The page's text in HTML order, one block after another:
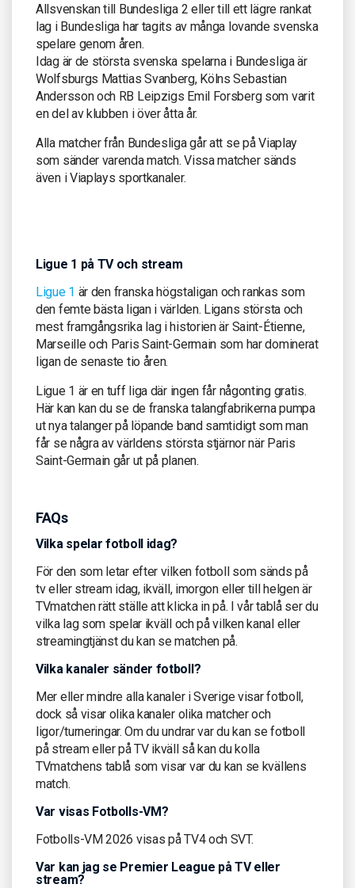
Allsvenskan till Bundesliga 2 eller till ett lägre rankat
lag i Bundesliga har tagits av många lovande svenska
spelare genom åren.
Idag är de största svenska spelarna i Bundesliga är
Wolfsburgs Mattias Svanberg, Kölns Sebastian
Andersson och RB Leipzigs Emil Forsberg som varit
en del av klubben i över åtta år.
Alla matcher från Bundesliga går att se på Viaplay
som sänder varenda match. Vissa matcher sänds
även i Viaplays sportkanaler.
Ligue 1 på TV och stream
Ligue 1 är den franska högstaligan och rankas som
den femte bästa ligan i världen. Ligans största och
mest framgångsrika lag i historien är Saint-Étienne,
Marseille och Paris Saint-Germain som har dominerat
ligan de senaste tio åren.
Ligue 1 är en tuff liga där ingen får någonting gratis.
Här kan kan du se de franska talangfabrikerna pumpa
ut nya talanger på löpande band samtidigt som man
får se några av världens största stjärnor när Paris
Saint-Germain går ut på planen.
FAQs
Vilka spelar fotboll idag?
För den som letar efter vilken fotboll som sänds på
tv eller stream idag, ikväll, imorgon eller till helgen är
TVmatchen rätt ställe att klicka in på. I vår tablå ser du
vilka lag som spelar ikväll och på vilken kanal eller
streamingtjänst du kan se matchen på.
Vilka kanaler sänder fotboll?
Mer eller mindre alla kanaler i Sverige visar fotboll,
dock så visar olika kanaler olika matcher och
ligor/turneringar. Om du undrar var du kan se fotboll
på stream eller på TV ikväll så kan du kolla
TVmatchens tablå som visar var du kan se kvällens
match.
Var visas Fotbolls-VM?
Fotbolls-VM 2026 visas på TV4 och SVT.
Var kan jag se Premier League på TV eller
stream?